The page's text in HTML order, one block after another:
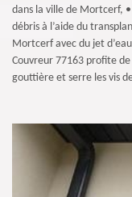
dans la ville de Mortcerf,
débris à l’aide du
Mortcerf avec du jet
Couvreur 77163 profite
gouttière et serre les vis